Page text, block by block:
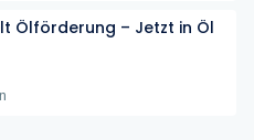
Ölförderung – Jetzt in Öl